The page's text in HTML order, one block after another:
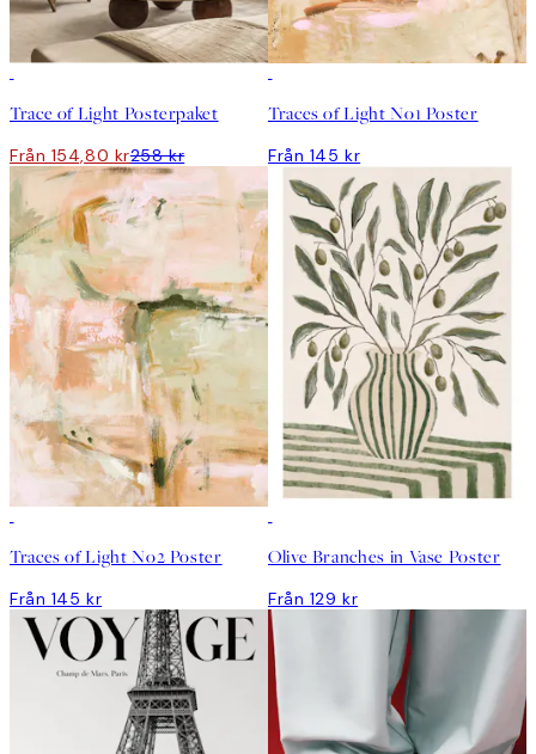
Trace of Light Posterpaket
Från 154,80 kr258 kr
Traces of Light No1 Poster
Från 145 kr
Traces of Light No2 Poster
Från 145 kr
Olive Branches in Vase Poster
Från 129 kr